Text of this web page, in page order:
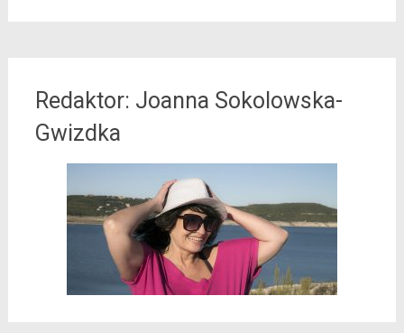
Redaktor: Joanna Sokolowska-
Gwizdka